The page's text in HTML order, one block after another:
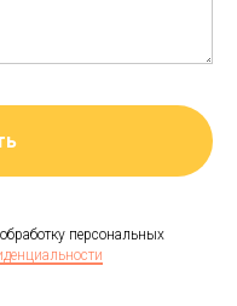
персональных